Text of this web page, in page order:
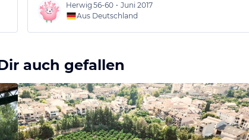
Herwig 56-60 • Juni 2017
Aus Deutschland
auch gefallen